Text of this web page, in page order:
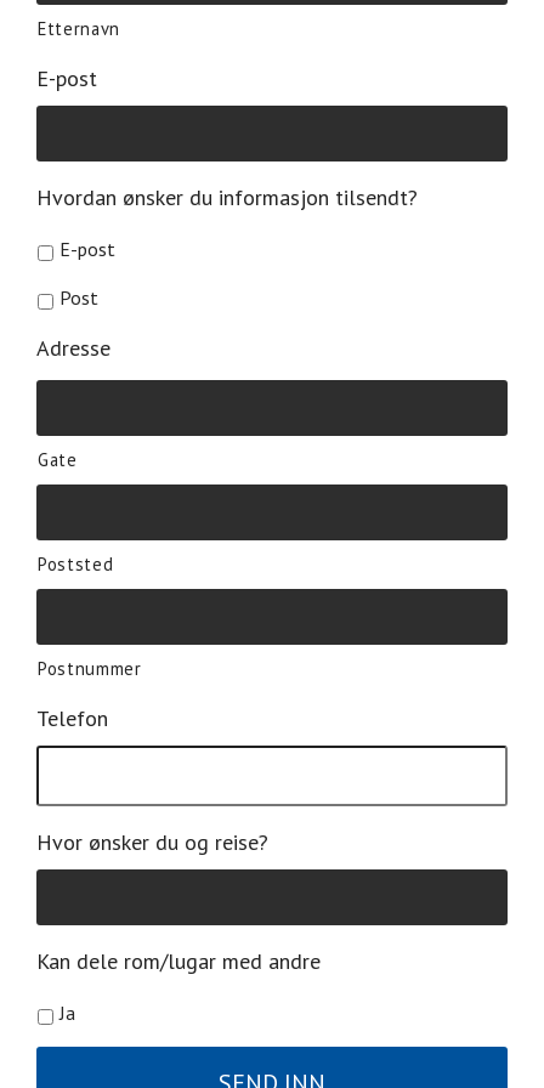
Etternavn
E-post
Hvordan ønsker du informasjon tilsendt?
E-post
Post
Adresse
Gate
Poststed
Postnummer
Telefon
Hvor ønsker du og reise?
Kan dele rom/lugar med andre
Ja